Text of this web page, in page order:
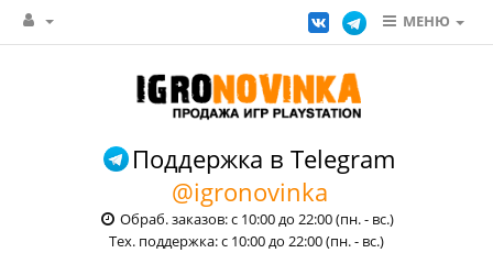
МЕНЮ
Поддержка в Telegram
@igronovinka
Обраб. заказов: с 10:00 до 22:00 (пн. - вс.)
Тех. поддержка: с 10:00 до 22:00 (пн. - вс.)